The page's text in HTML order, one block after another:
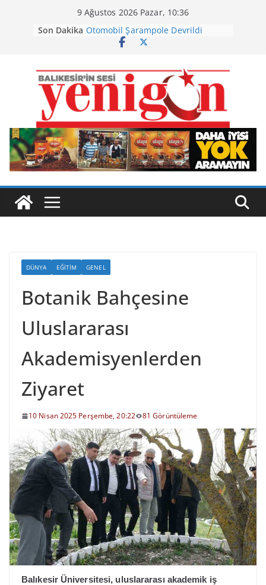
9 Ağustos 2026 Pazar, 10:36
Son Dakika Otomobil Şarampole Devrildi
Büyükşehir’den Kepsut’a Yatırım
Burhaniye’de Ot Yangını
Havran Siyah İncirinde Hasat
Başladı
DÜNYA EĞITIM GENEL
Botanik Bahçesine
Uluslararası
Akademisyenlerden
Ziyaret
10 Nisan 2025 Perşembe, 20:22 81 Görüntüleme
Balıkesir Üniversitesi, uluslararası akademik iş